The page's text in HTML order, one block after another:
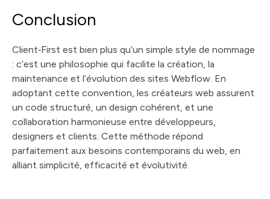
Conclusion
Client‑First est bien plus qu’un simple style de nommage
: c’est une philosophie qui facilite la création, la
maintenance et l’évolution des sites Webflow. En
adoptant cette convention, les créateurs web assurent
un code structuré, un design cohérent, et une
collaboration harmonieuse entre développeurs,
designers et clients. Cette méthode répond
parfaitement aux besoins contemporains du web, en
alliant simplicité, efficacité et évolutivité.